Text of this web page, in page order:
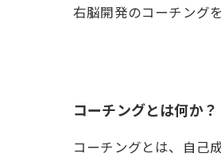
右脳開発のコーチング
コーチングとは何か？
コーチングとは、自己